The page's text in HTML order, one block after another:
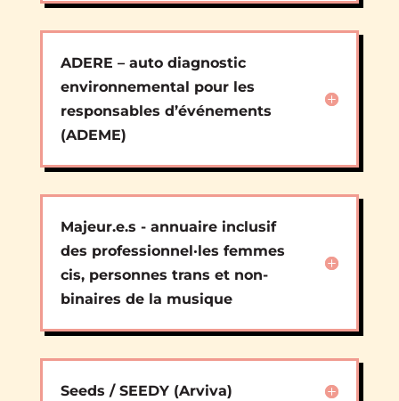
ADERE – auto diagnostic
environnemental pour les
responsables d’événements
(ADEME)
Majeur.e.s - annuaire inclusif
des professionnel·les femmes
cis, personnes trans et non-
binaires de la musique
Seeds / SEEDY (Arviva)